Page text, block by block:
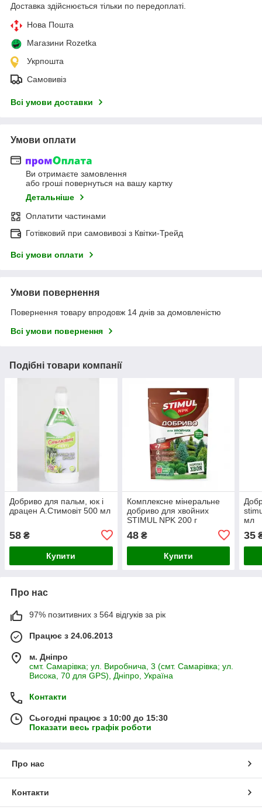
Доставка здійснюється тільки по передоплаті.
Нова Пошта
Магазини Rozetka
Укрпошта
Самовивіз
Всі умови доставки
Умови оплати
Ви отримаєте замовлення
або гроші повернуться на вашу картку
Детальніше
Оплатити частинами
Готівковий при самовивозі з Квітки-Трейд
Всі умови оплати
Умови повернення
Повернення товару впродовж 14 днів за домовленістю
Всі умови повернення
Подібні товари компанії
Добриво для пальм, юк і
драцен А.Стимовіт 500 мл
58 ₴
Купити
Комплексне мінеральне
добриво для хвойних
STIMUL NPK 200 г
48₴
Купити
мл
35
Про нас
97% позитивних з 564 відгуків за рік
Працює з 24.06.2013
м. Дніпро
смт. Самарівка; ул. Виробнича, 3 (смт. Самарівка; ул.
Висока, 70 для GPS), Дніпро, Україна
Контакти
Сьогодні працює з 10:00 до 15:30
Показати весь графік роботи
Про нас
Контакти